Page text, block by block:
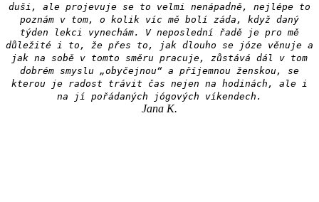
duši, ale projevuje se to velmi nenápadně, nejlépe to
poznám v tom, o kolik víc mě bolí záda, když daný
týden lekci vynechám. V neposlední řadě je pro mě
důležité i to, že přes to, jak dlouho se józe věnuje a
jak na sobě v tomto směru pracuje, zůstává dál v tom
dobrém smyslu „obyčejnou“ a příjemnou ženskou, se
kterou je radost trávit čas nejen na hodinách, ale i
na jí pořádaných jógových víkendech.
Jana K.